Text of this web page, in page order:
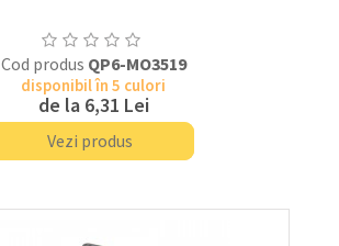
Cod produs QP6-MO3519
disponibil în 5 culori
de la 6,31 Lei
Vezi produs